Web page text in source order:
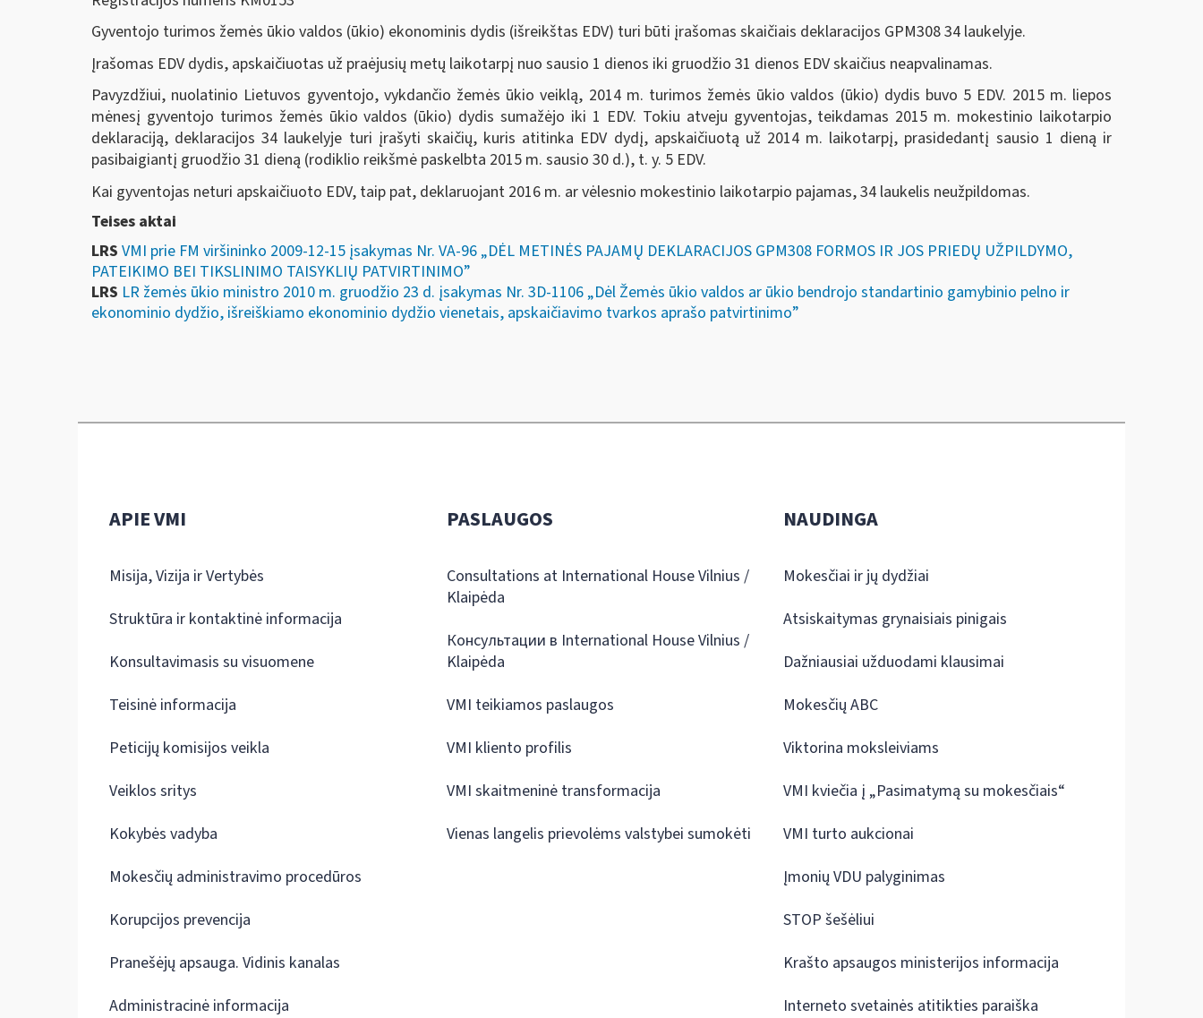
Gyventojo turimos žemės ūkio valdos (ūkio) ekonominis dydis (išreikštas EDV) turi būti įrašomas skaičiais deklaracijos GPM308 34 laukelyje.
Įrašomas EDV dydis, apskaičiuotas už praėjusių metų laikotarpį nuo sausio 1 dienos iki gruodžio 31 dienos EDV skaičius neapvalinamas.
Pavyzdžiui, nuolatinio Lietuvos gyventojo, vykdančio žemės ūkio veiklą, 2014 m. turimos žemės ūkio valdos (ūkio) dydis buvo 5 EDV. 2015 m. liepos
mėnesį gyventojo turimos žemės ūkio valdos (ūkio) dydis sumažėjo iki 1 EDV. Tokiu atveju gyventojas, teikdamas 2015 m. mokestinio laikotarpio
deklaraciją, deklaracijos 34 laukelyje turi įrašyti skaičių, kuris atitinka EDV dydį, apskaičiuotą už 2014 m. laikotarpį, prasidedantį sausio 1 dieną ir
pasibaigiantį gruodžio 31 dieną (rodiklio reikšmė paskelbta 2015 m. sausio 30 d.), t. y. 5 EDV.
Kai gyventojas neturi apskaičiuoto EDV, taip pat, deklaruojant 2016 m. ar vėlesnio mokestinio laikotarpio pajamas, 34 laukelis neužpildomas.
Teises aktai
LRS VMI prie FM viršininko 2009-12-15 įsakymas Nr. VA-96 „DĖL METINĖS PAJAMŲ DEKLARACIJOS GPM308 FORMOS IR JOS PRIEDŲ UŽPILDYMO,
PATEIKIMO BEI TIKSLINIMO TAISYKLIŲ PATVIRTINIMO”
LRS LR žemės ūkio ministro 2010 m. gruodžio 23 d. įsakymas Nr. 3D-1106 „Dėl Žemės ūkio valdos ar ūkio bendrojo standartinio gamybinio pelno ir
ekonominio dydžio, išreiškiamo ekonominio dydžio vienetais, apskaičiavimo tvarkos aprašo patvirtinimo”
APIE VMI
Misija, Vizija ir Vertybės
Struktūra ir kontaktinė informacija
Konsultavimasis su visuomene
Teisinė informacija
Peticijų komisijos veikla
Veiklos sritys
Kokybės vadyba
Mokesčių administravimo procedūros
Korupcijos prevencija
Pranešėjų apsauga. Vidinis kanalas
Administracinė informacija
PASLAUGOS
Consultations at International House Vilnius /
Klaipėda
Консультации в International House Vilnius /
Klaipėda
VMI teikiamos paslaugos
VMI kliento profilis
VMI skaitmeninė transformacija
Vienas langelis prievolėms valstybei sumokėti
NAUDINGA
Mokesčiai ir jų dydžiai
Atsiskaitymas grynaisiais pinigais
Dažniausiai užduodami klausimai
Mokesčių ABC
Viktorina moksleiviams
VMI kviečia į „Pasimatymą su mokesčiais“
VMI turto aukcionai
Įmonių VDU palyginimas
STOP šešėliui
Krašto apsaugos ministerijos informacija
Interneto svetainės atitikties paraiška